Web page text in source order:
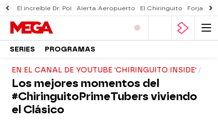
El increíble Dr. Pol Alerta Aeropuerto El Chiringuito Forjado
SERIES PROGRAMAS
EN EL CANAL DE YOUTUBE 'CHIRINGUITO INSIDE'
Los mejores momentos del
#ChiringuitoPrimeTubers viviendo
el Clásico